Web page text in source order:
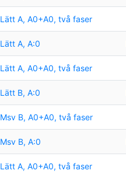
Lätt A, A0+A0, två faser
Lätt A, A:0
Lätt A, A0+A0, två faser
Lätt B, A:0
Msv B, A0+A0, två faser
Msv B, A:0
Lätt A, A0+A0, två faser